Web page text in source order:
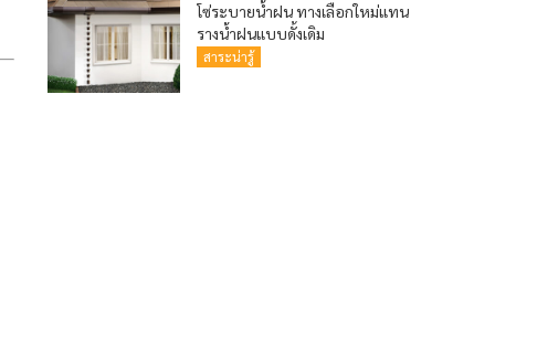
โซ่ระบายน้ำฝน ทางเลือกใหม่แทน
รางน้ำฝนแบบดั้งเดิม
สาระน่ารู้